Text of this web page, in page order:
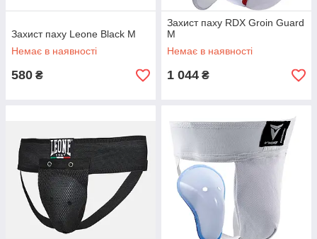
Захист паху Leone Black M
Немає в наявності
580 ₴
Захист паху RDX Groin Guard
M
Немає в наявності
1 044 ₴